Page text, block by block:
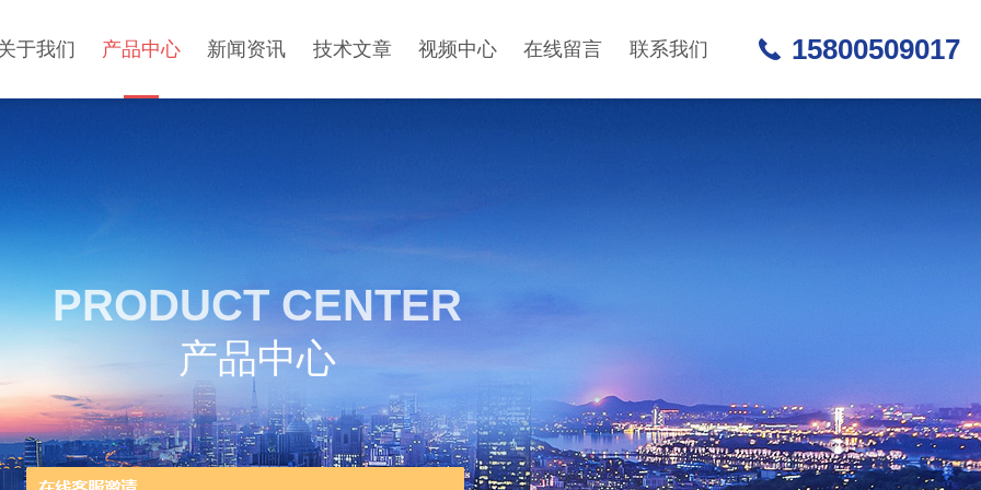
于我们 产品中心 新闻资讯 技术文章 视频中心 在线留言 联系我们 15800509017
PRODUCT CENTER
产品中心